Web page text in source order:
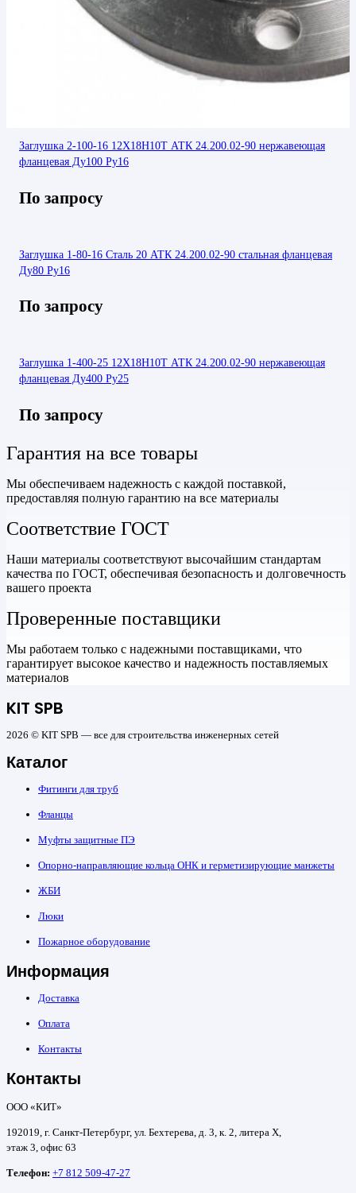
Заглушка 2-100-16 12Х18Н10Т АТК 24.200.02-90 нержавеющая
фланцевая Ду100 Ру16
По запросу
Заглушка 1-80-16 Сталь 20 АТК 24.200.02-90 стальная фланцевая
Ду80 Ру16
По запросу
Заглушка 1-400-25 12Х18Н10Т АТК 24.200.02-90 нержавеющая
фланцевая Ду400 Ру25
По запросу
Гарантия на все товары
Мы обеспечиваем надежность с каждой поставкой,
предоставляя полную гарантию на все материалы
Соответствие ГОСТ
Наши материалы соответствуют высочайшим стандартам
качества по ГОСТ, обеспечивая безопасность и долговечность
вашего проекта
Проверенные поставщики
Мы работаем только с надежными поставщиками, что
гарантирует высокое качество и надежность поставляемых
материалов
KIT SPB
2026 © KIT SPB — все для строительства инженерных сетей
Каталог
Фитинги для труб
Фланцы
Муфты защитные ПЭ
Опорно-направляющие кольца ОНК и герметизирующие манжеты
ЖБИ
Люки
Пожарное оборудование
Информация
Доставка
Оплата
Контакты
Контакты
ООО «КИТ»
192019, г. Санкт-Петербург, ул. Бехтерева, д. 3, к. 2, литера Х,
этаж 3, офис 63
Телефон: +7 812 509-47-27